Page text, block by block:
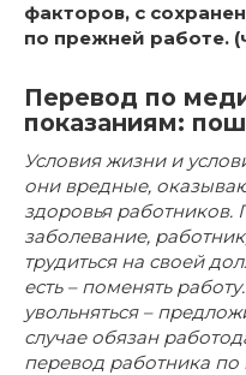
факторов, с
по прежней работе.
Перевод по
показаниям:
Условия жизни и
они вредные,
здоровья работников.
заболевание,
трудиться на своей
есть – поменять
увольняться –
случае обязан
перевод работника